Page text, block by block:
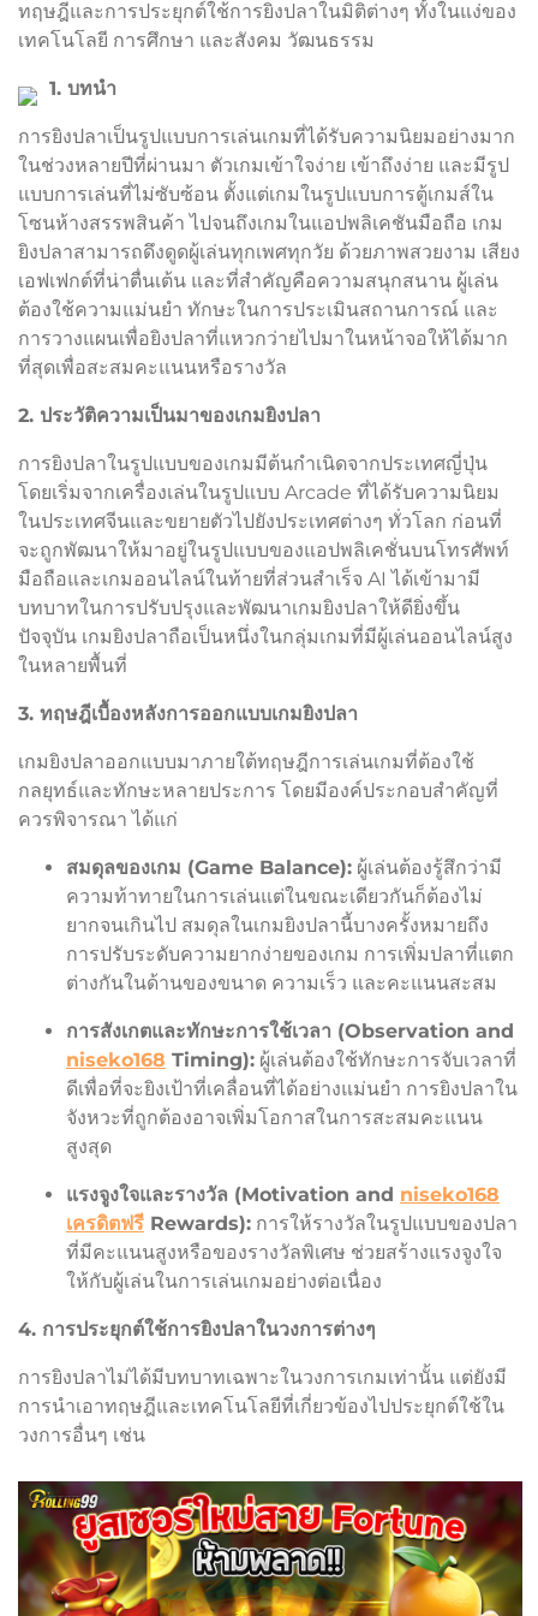
ทฤษฎีและการประยุกต์ใช้การยิงปลาในมิติต่างๆ ทั้งในแง่ของ
เทคโนโลยี การศึกษา และสังคม วัฒนธรรม
1. บทนำ
การยิงปลาเป็นรูปแบบการเล่นเกมที่ได้รับความนิยมอย่างมาก
ในช่วงหลายปีที่ผ่านมา ตัวเกมเข้าใจง่าย เข้าถึงง่าย และมีรูป
แบบการเล่นที่ไม่ซับซ้อน ตั้งแต่เกมในรูปแบบการตู้เกมส์ใน
โซนห้างสรรพสินค้า ไปจนถึงเกมในแอปพลิเคชันมือถือ เกม
ยิงปลาสามารถดึงดูดผู้เล่นทุกเพศทุกวัย ด้วยภาพสวยงาม เสียง
เอฟเฟกต์ที่น่าตื่นเต้น และที่สำคัญคือความสนุกสนาน ผู้เล่น
ต้องใช้ความแม่นยำ ทักษะในการประเมินสถานการณ์ และ
การวางแผนเพื่อยิงปลาที่แหวกว่ายไปมาในหน้าจอให้ได้มาก
ที่สุดเพื่อสะสมคะแนนหรือรางวัล
2. ประวัติความเป็นมาของเกมยิงปลา
การยิงปลาในรูปแบบของเกมมีต้นกำเนิดจากประเทศญี่ปุ่น
โดยเริ่มจากเครื่องเล่นในรูปแบบ Arcade ที่ได้รับความนิยม
ในประเทศจีนและขยายตัวไปยังประเทศต่างๆ ทั่วโลก ก่อนที่
จะถูกพัฒนาให้มาอยู่ในรูปแบบของแอปพลิเคชั่นบนโทรศัพท์
มือถือและเกมออนไลน์ในท้ายที่ส่วนสำเร็จ AI ได้เข้ามามี
บทบาทในการปรับปรุงและพัฒนาเกมยิงปลาให้ดียิ่งขึ้น
ปัจจุบัน เกมยิงปลาถือเป็นหนึ่งในกลุ่มเกมที่มีผู้เล่นออนไลน์สูง
ในหลายพื้นที่
3. ทฤษฎีเบื้องหลังการออกแบบเกมยิงปลา
เกมยิงปลาออกแบบมาภายใต้ทฤษฎีการเล่นเกมที่ต้องใช้
กลยุทธ์และทักษะหลายประการ โดยมีองค์ประกอบสำคัญที่
ควรพิจารณา ได้แก่
สมดุลของเกม (Game Balance): ผู้เล่นต้องรู้สึกว่ามี
ความท้าทายในการเล่นแต่ในขณะเดียวกันก็ต้องไม่
ยากจนเกินไป สมดุลในเกมยิงปลานี้บางครั้งหมายถึง
การปรับระดับความยากง่ายของเกม การเพิ่มปลาที่แตก
ต่างกันในด้านของขนาด ความเร็ว และคะแนนสะสม
การสังเกตและทักษะการใช้เวลา (Observation and
niseko168 Timing): ผู้เล่นต้องใช้ทักษะการจับเวลาที่
ดีเพื่อที่จะยิงเป้าที่เคลื่อนที่ได้อย่างแม่นยำ การยิงปลาใน
จังหวะที่ถูกต้องอาจเพิ่มโอกาสในการสะสมคะแนน
สูงสุด
แรงจูงใจและรางวัล (Motivation and niseko168
เครดิตฟรี Rewards): การให้รางวัลในรูปแบบของปลา
ที่มีคะแนนสูงหรือของรางวัลพิเศษ ช่วยสร้างแรงจูงใจ
ให้กับผู้เล่นในการเล่นเกมอย่างต่อเนื่อง
4. การประยุกต์ใช้การยิงปลาในวงการต่างๆ
การยิงปลาไม่ได้มีบทบาทเฉพาะในวงการเกมเท่านั้น แต่ยังมี
การนำเอาทฤษฎีและเทคโนโลยีที่เกี่ยวข้องไปประยุกต์ใช้ใน
วงการอื่นๆ เช่น